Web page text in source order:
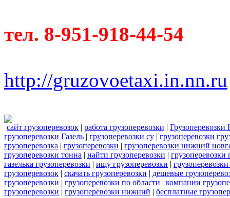
тел. 8-951-918-44-54
http://gruzovoetaxi.in.nn.ru
сайт грузоперевозок | работа грузоперевозки |
грузоперевозки Газель | грузоперевозки су | грузоперевозки
грузоперевозка | грузоперевозки | грузоперевозки нижний
грузоперевозки тонна | найти грузоперевозки |
газелька грузоперевозки | ищу грузоперевозки |
грузоперевозок | скачать грузоперевозки | дешевые
грузоперевозки | грузоперевозки по области | компании
грузоперевозки | грузоперевозки нижний | бесплатные